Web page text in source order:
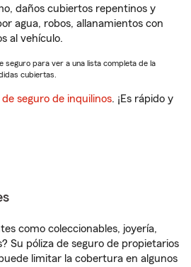
daños cubiertos repentinos y
agua, robos, allanamientos con
al vehículo.
seguro para ver a una lista completa de la
cubiertas.
seguro de inquilinos. ¡Es rápido y
como coleccionables, joyería,
Su póliza de seguro de propietarios
limitar la cobertura en algunos